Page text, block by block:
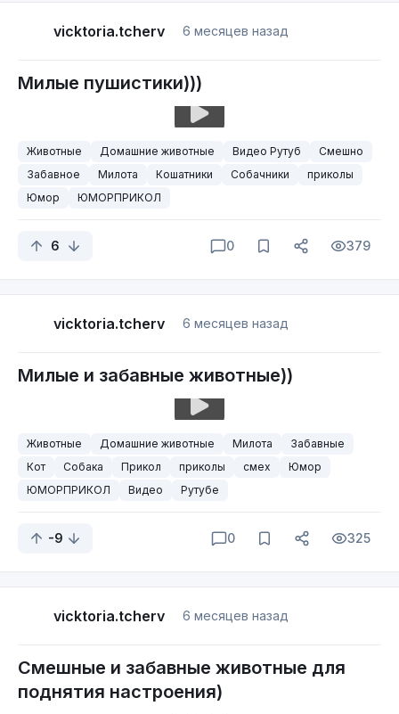
vicktoria.tcherv 6 месяцев назад
Милые пушистики)))
Животные Домашние животные Видео Рутуб
Смешно
Забавное
Милота Кошатники Собачники
приколы
Юмор
ЮМОРПРИКОЛ
6 0 379
vicktoria.tcherv 6 месяцев назад
Милые и забавные животные))
Животные Домашние животные Милота
Забавные
Кот
Собака Прикол приколы смех
Юмор
ЮМОРПРИКОЛ
Видео Рутубе
-9 0 325
vicktoria.tcherv 6 месяцев назад
Смешные и забавные животные для
поднятия настроения)